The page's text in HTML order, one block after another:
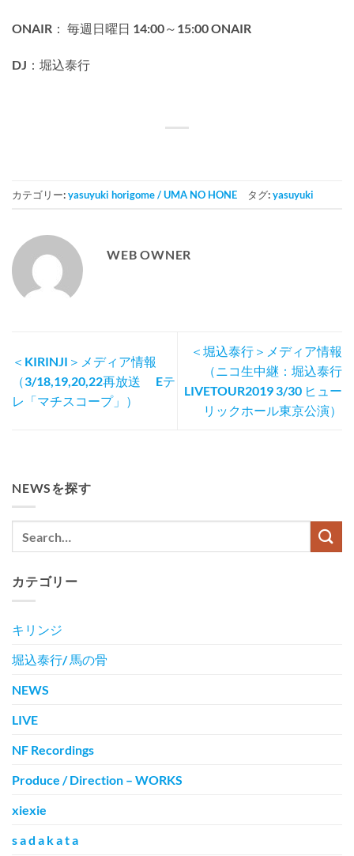
ONAIR： 毎週日曜⽇ 14:00～15:00 ONAIR
DJ：堀込泰行
カテゴリー:yasuyuki horigome / UMA NO HONE タグ:yasuyuki
WEB OWNER
＜KIRINJI＞メディア情報
（3/18,19,20,22再放送 Eテ
レ「マチスコープ」）
＜堀込泰行＞メディア情報
（ニコ生中継：堀込泰行
LIVETOUR2019 3/30 ヒュー
リックホール東京公演）
NEWSを探す
カテゴリー
キリンジ
堀込泰行/ 馬の骨
NEWS
LIVE
NF Recordings
Produce / Direction – WORKS
xiexie
s a d a k a t a